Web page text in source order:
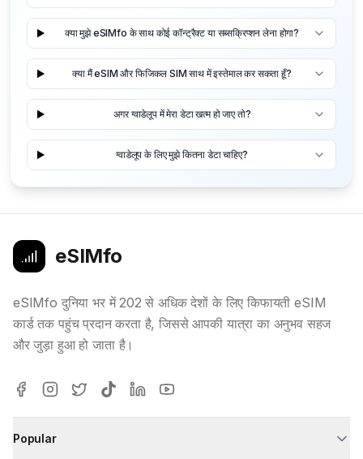
क्या मुझे eSIMfo के साथ कोई कॉन्ट्रैक्ट या सब्सक्रिप्शन लेना होगा?
क्या मैं eSIM और फिजिकल SIM साथ में इस्तेमाल कर सकता हूँ?
अगर ग्वाडेलूप में मेरा डेटा खत्म हो जाए तो?
ग्वाडेलूप के लिए मुझे कितना डेटा चाहिए?
eSIMfo
eSIMfo दुनिया भर में 202 से अधिक देशों के लिए किफायती eSIM
कार्ड तक पहुंच प्रदान करता है, जिससे आपकी यात्रा का अनुभव सहज
और जुड़ा हुआ हो जाता है।
Popular